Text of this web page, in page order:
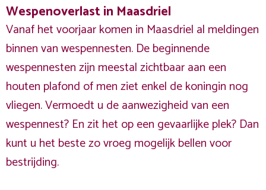
Wespenoverlast in Maasdriel
Vanaf het voorjaar komen in Maasdriel al meldingen
binnen van wespennesten. De beginnende
wespennesten zijn meestal zichtbaar aan een
houten plafond of men ziet enkel de koningin nog
vliegen. Vermoedt u de aanwezigheid van een
wespennest? En zit het op een gevaarlijke plek? Dan
kunt u het beste zo vroeg mogelijk bellen voor
bestrijding.